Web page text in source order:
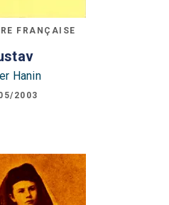
FRANÇAISE
Hanin
2003